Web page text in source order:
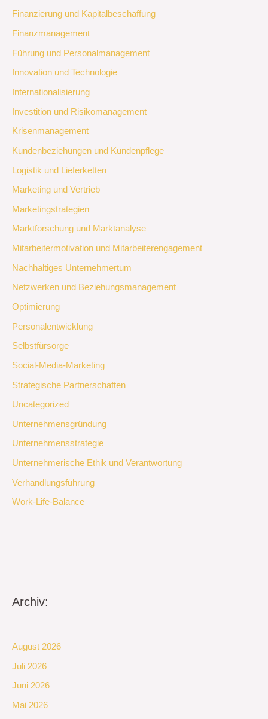
Finanzierung und Kapitalbeschaffung
Finanzmanagement
Führung und Personalmanagement
Innovation und Technologie
Internationalisierung
Investition und Risikomanagement
Krisenmanagement
Kundenbeziehungen und Kundenpflege
Logistik und Lieferketten
Marketing und Vertrieb
Marketingstrategien
Marktforschung und Marktanalyse
Mitarbeitermotivation und Mitarbeiterengagement
Nachhaltiges Unternehmertum
Netzwerken und Beziehungsmanagement
Optimierung
Personalentwicklung
Selbstfürsorge
Social-Media-Marketing
Strategische Partnerschaften
Uncategorized
Unternehmensgründung
Unternehmensstrategie
Unternehmerische Ethik und Verantwortung
Verhandlungsführung
Work-Life-Balance
Archiv:
August 2026
Juli 2026
Juni 2026
Mai 2026